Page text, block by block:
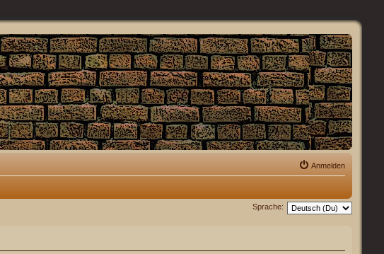
Anmelden
Sprache: